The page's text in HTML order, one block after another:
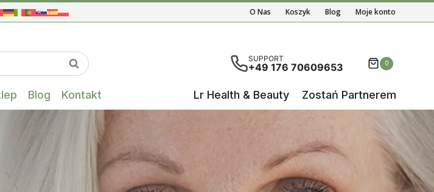
O Nas Koszyk Blog Moje konto
Szukaj Gdy dostępne są wyniki autouzupełniania, użyj strzałek w górę i
SUPPORT
+49 176 70609653 0
Blog Kontakt Lr Health & Beauty Zostań Partnerem